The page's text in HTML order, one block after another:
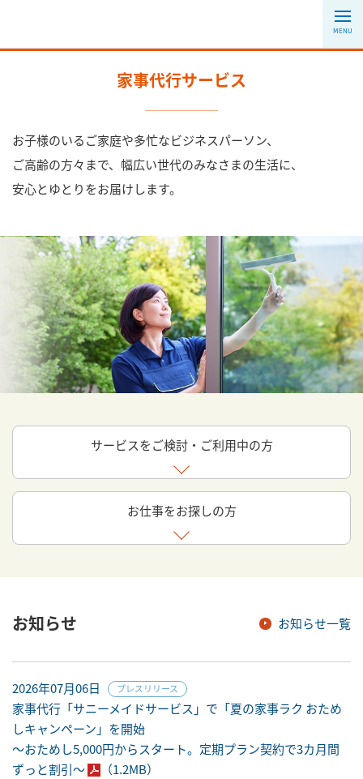
MENU
家事代行サービス
お子様のいるご家庭や多忙なビジネスパーソン、
ご高齢の方々まで、幅広い世代のみなさまの生活に、
安心とゆとりをお届けします。
サービスをご検討・ご利用中の方
お仕事をお探しの方
お知らせ お知らせ一覧
2026年07月06日 プレスリリース
家事代行「サニーメイドサービス」で「夏の家事ラク おため
しキャンペーン」を開始
～おためし5,000円からスタート。定期プラン契約で3カ月間
ずっと割引～
（1.2MB）